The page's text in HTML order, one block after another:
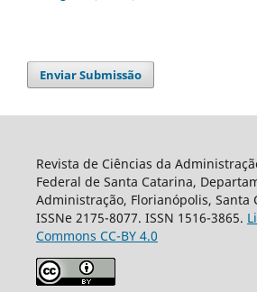
Enviar Submissão
Revista de Ciências da
Federal de Santa Catarina,
Administração, Florianópolis, Santa
ISSNe 2175-8077. ISSN 1516-3865.
Commons CC-BY 4.0